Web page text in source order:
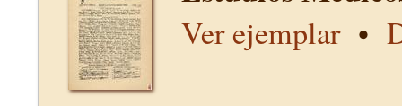
Ver ejemplar•